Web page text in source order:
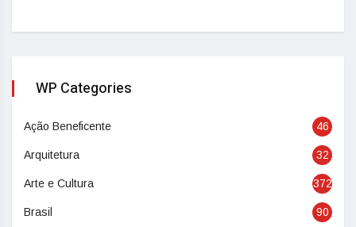
WP Categories
Ação Beneficente 46
Arquitetura 32
Arte e Cultura 372
Brasil 90